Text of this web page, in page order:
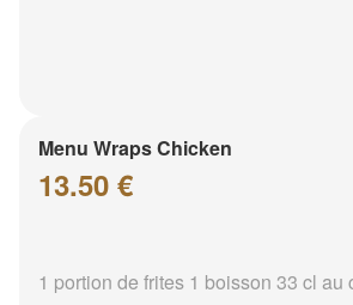
Menu Wraps Chicken
13.50 €
1 portion de frites 1 boisson 33 cl au